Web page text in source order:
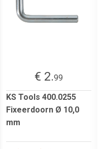
€ 2.99
KS Tools 400.0255
Fixeerdoorn Ø 10,0
mm